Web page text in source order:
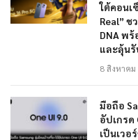
ใต้คอนเ
Real” ช
DNA พ
และลุ้นรั
8 สิงหาคม
มือถือ
อัปเกรด
เป็นเวอ